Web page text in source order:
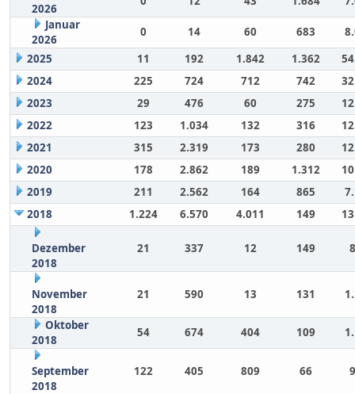
2026
Januar
2026
0 14 60 683
2025
11 192 1.842 1.362
2024
225 724 712 742
2023
29 476 60 275
2022
123 1.034 132 316
2021
315 2.319 173 280
2020
178 2.862 189 1.312
2019
211 2.562 164 865
2018
1.224 6.570 4.011 149
Dezember
2018
21 337 12 149
November
2018
21 590 13 131
Oktober
2018
54 674 404 109
September
2018
122 405 809 66